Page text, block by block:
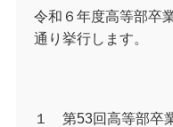
令和６年度高等部卒
通り挙行します。
１ 第53回高等部卒